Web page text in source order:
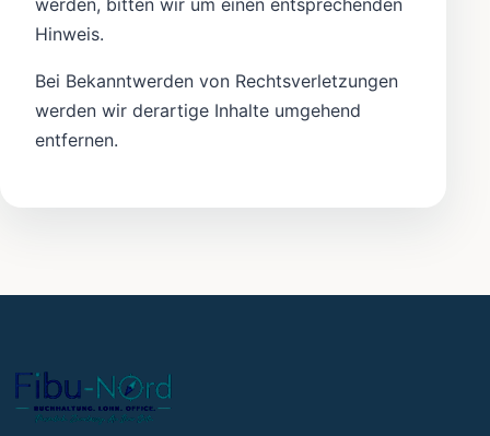
werden, bitten wir um einen entsprechenden
Hinweis.
Bei Bekanntwerden von Rechtsverletzungen
werden wir derartige Inhalte umgehend
entfernen.